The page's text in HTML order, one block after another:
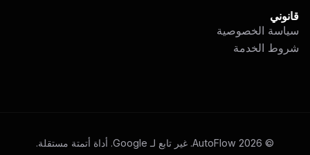
قانوني
سياسة الخصوصية
شروط الخدمة
©
2026 AutoFlow. غير تابع لـ Google. أداة أتمتة مستقلة.